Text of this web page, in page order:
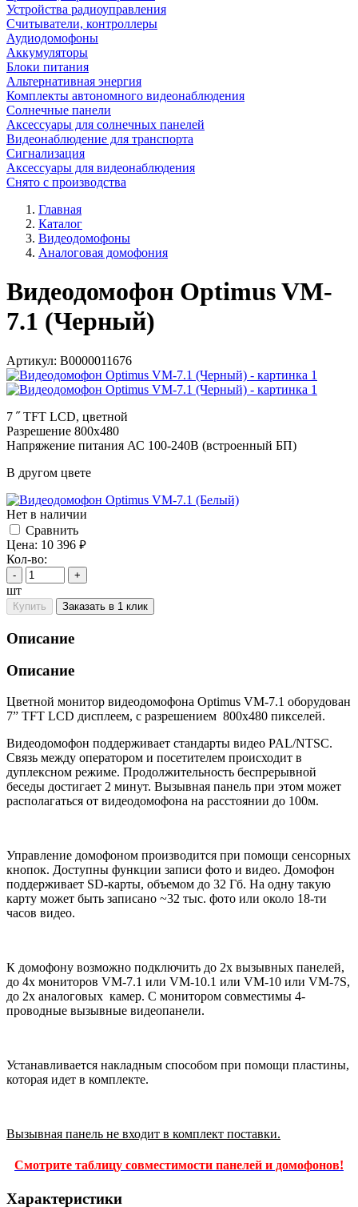
Устройства радиоуправления
Считыватели, контроллеры
Аудиодомофоны
Аккумуляторы
Блоки питания
Альтернативная энергия
Комплекты автономного видеонаблюдения
Солнечные панели
Аксессуары для солнечных панелей
Видеонаблюдение для транспорта
Сигнализация
Аксессуары для видеонаблюдения
Снято с производства
Главная
Каталог
Видеодомофоны
Аналоговая домофония
Видеодомофон Optimus VM-
7.1 (Черный)
Артикул: В0000011676
7 ˝ TFT LCD, цветной
Разрешение 800x480
Напряжение питания АС 100-240В (встроенный БП)
В другом цвете
Нет в наличии
Cравнить
Цена: 10 396 руб.
Кол-во:
- +
шт
Купить Заказать в 1 клик
Описание
Описание
Цветной монитор видеодомофона Optimus VM-7.1 оборудован
7” TFT LCD дисплеем, с разрешением 800х480 пикселей.
Видеодомофон поддерживает стандарты видео PAL/NTSC.
Связь между оператором и посетителем происходит в
дуплексном режиме. Продолжительность беспрерывной
беседы достигает 2 минут. Вызывная панель при этом может
располагаться от видеодомофона на расстоянии до 100м.
Управление домофоном производится при помощи сенсорных
кнопок. Доступны функции записи фото и видео. Домофон
поддерживает SD-карты, объемом до 32 Гб. На одну такую
карту может быть записано ~32 тыс. фото или около 18-ти
часов видео.
К домофону возможно подключить до 2х вызывных панелей,
до 4х мониторов VM-7.1 или VM-10.1 или VM-10 или VM-7S,
до 2х аналоговых камер. С монитором совместимы 4-
проводные вызывные видеопанели.
Устанавливается накладным способом при помощи пластины,
которая идет в комплекте.
Вызывная панель не входит в комплект поставки.
Смотрите таблицу совместимости панелей и домофонов!
Характеристики